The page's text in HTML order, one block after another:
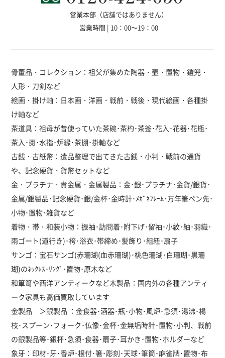
営業本部（店舗ではありません）
営業時間 | 10：00～19：00
骨董品・コレクション：祖父が集めた陶器・壷・置物・鎧兜・
人形・刀剣など
絵画・掛け軸：日本画・洋画・戦前・戦後・現代絵画・各種掛
け軸など
茶道具：祖母が昔使っていた茶碗･茶杓･茶釜･花入･花器･花瓶･
茶入･棗･水指･炉縁･茶棚･掛軸など
古銭・古紙幣：遺品整理で出てきた古銭・小判・戦前の通貨
や、記念硬貨・貨幣セットなど
金・プラチナ・貴金属・金属製品：金･銀･プラチナ･金貨/銀貨･
金属/銀製品･記念硬貨･銀/金杯･金時計･ﾒｶﾞﾈﾌﾚｰﾑ･万年筆ペン先･
小物･置物･雑貨など
着物・帯・和装小物：振袖･訪問着･附下げ･留袖･小紋･紬･羽織･
雨ゴート(道行き)･袴･浴衣･帯締め･髪飾り･組紐･扇子
サンゴ：宝石サンゴ(赤珊瑚(血赤珊瑚)･桃色珊瑚･白珊瑚･黒珊
瑚)のﾈｯｸﾚｽ･ﾘﾝｸﾞ･置物･原木など
和箪笥や西洋アンティークなど木製品：国内外の各種アンティ
ーク家具も高価買取しています
金製品 ＞銀製品 ：金食器･酒器･瓶･小物･風炉･急須･湯沸･楊
枝･スプーン･フォーク･仏像･金杯･金無垢時計･置物･小判、戦前
の銀製品等･銀杯･急須･食器･扇子･耳かき･置物･ホルダーなど
象牙：印材･牙･香炉･根付･箸･彫刻･天球･筆筒･麻雀牌･置物･布